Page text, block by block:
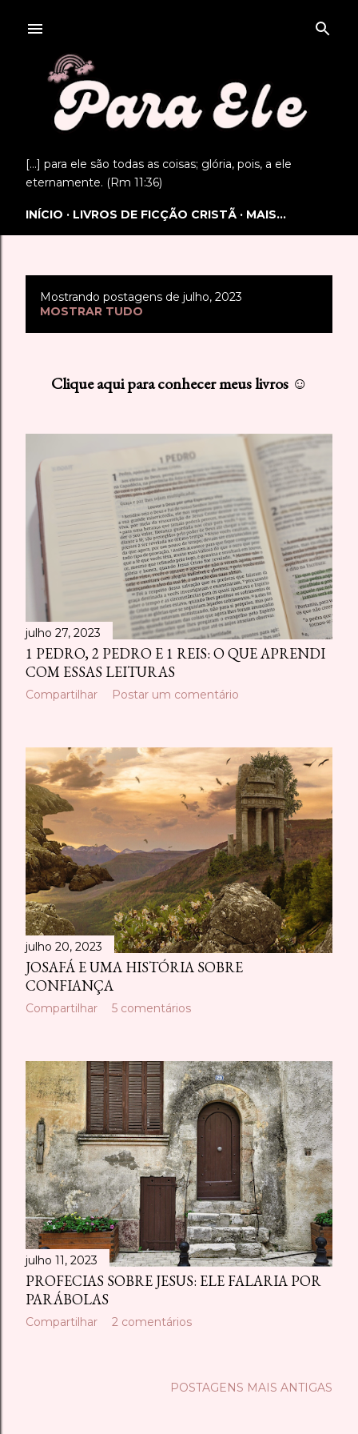
[...] para ele são todas as coisas; glória, pois, a ele
eternamente. (Rm 11:36)
INÍCIO LIVROS DE FICÇÃO CRISTÃ MAIS…
o
a
g
n
Mostrando postagens de julho, 2023
MOSTRAR TUDO
Clique aqui para conhecer meus livros ☺
julho 27, 2023
1 PEDRO, 2 PEDRO E 1 REIS: O QUE APRENDI
COM ESSAS LEITURAS
Compartilhar Postar um comentário
julho 20, 2023
JOSAFÁ E UMA HISTÓRIA SOBRE
CONFIANÇA
Compartilhar 5 comentários
julho 11, 2023
PROFECIAS SOBRE JESUS: ELE FALARIA POR
PARÁBOLAS
Compartilhar 2 comentários
POSTAGENS MAIS ANTIGAS